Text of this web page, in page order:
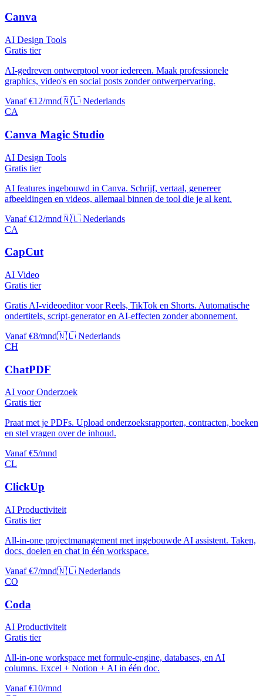
Canva
AI Design Tools
Gratis tier
AI-gedreven ontwerptool voor iedereen. Maak professionele
graphics, video's en social posts zonder ontwerpervaring.
Vanaf €12/mnd🇳🇱 Nederlands
CA
Canva Magic Studio
AI Design Tools
Gratis tier
AI features ingebouwd in Canva. Schrijf, vertaal, genereer
afbeeldingen en videos, allemaal binnen de tool die je al kent.
Vanaf €12/mnd🇳🇱 Nederlands
CA
CapCut
AI Video
Gratis tier
Gratis AI-videoeditor voor Reels, TikTok en Shorts. Automatische
ondertitels, script-generator en AI-effecten zonder abonnement.
Vanaf €8/mnd🇳🇱 Nederlands
CH
ChatPDF
AI voor Onderzoek
Gratis tier
Praat met je PDFs. Upload onderzoeksrapporten, contracten, boeken
en stel vragen over de inhoud.
Vanaf €5/mnd
CL
ClickUp
AI Productiviteit
Gratis tier
All-in-one projectmanagement met ingebouwde AI assistent. Taken,
docs, doelen en chat in één workspace.
Vanaf €7/mnd🇳🇱 Nederlands
CO
Coda
AI Productiviteit
Gratis tier
All-in-one workspace met formule-engine, databases, en AI
columns. Excel + Notion + AI in één doc.
Vanaf €10/mnd